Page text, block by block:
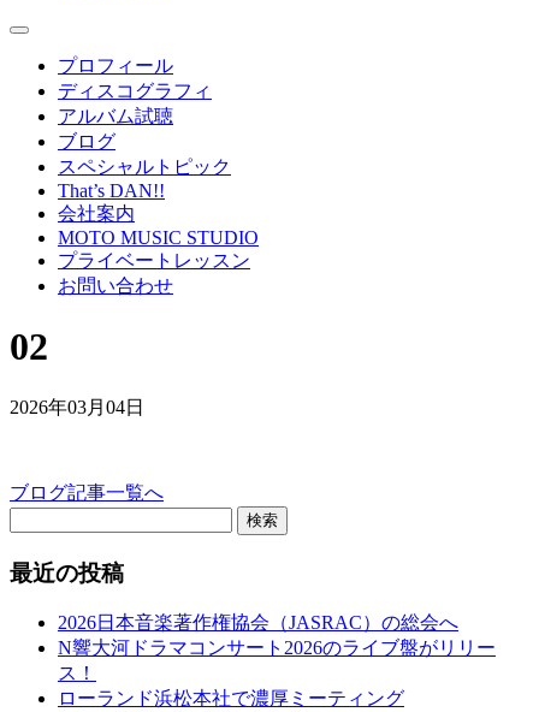
プロフィール
ディスコグラフィ
アルバム試聴
ブログ
スペシャルトピック
That’s DAN!!
会社案内
MOTO MUSIC STUDIO
プライベートレッスン
お問い合わせ
02
2026年03月04日
ブログ記事一覧へ
検索
最近の投稿
2026日本音楽著作権協会（JASRAC）の総会へ
N響大河ドラマコンサート2026のライブ盤がリリー
ス！
ローランド浜松本社で濃厚ミーティング